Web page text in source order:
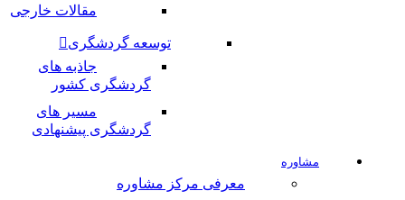
مقالات خارجی
توسعه گردشگری
جاذبه های
گردشگری کشور
مسیر های
گردشگری پیشنهادی
معرفی مرکز مشاوره